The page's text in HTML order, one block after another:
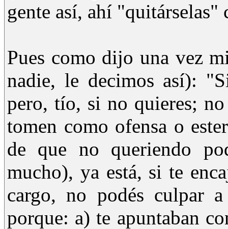
gente así, ahí "quitárselas"
Pues como dijo una vez
nadie, le decimos así):
pero, tío, si no quieres;
tomen como ofensa o
de que no queriendo
mucho), ya está, si te
cargo, no podés culpar
porque: a) te apuntaban